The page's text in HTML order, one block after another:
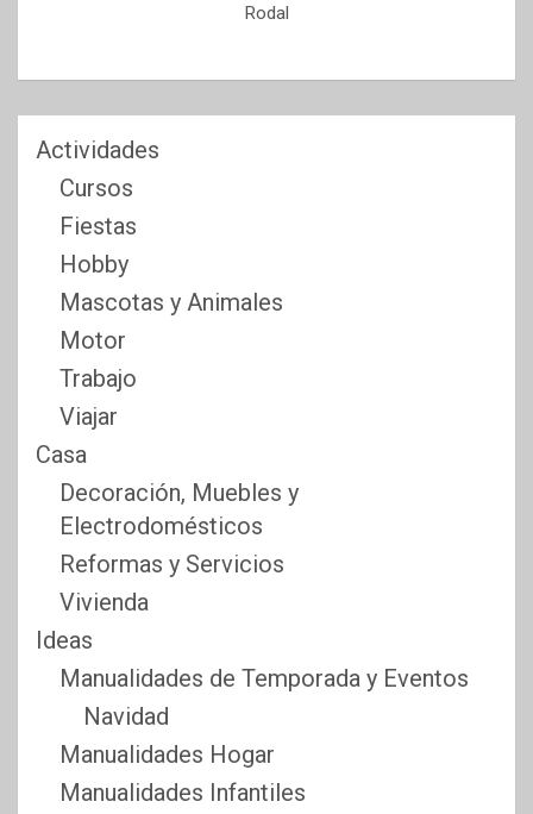
Rodal
Actividades
Cursos
Fiestas
Hobby
Mascotas y Animales
Motor
Trabajo
Viajar
Casa
Decoración, Muebles y
Electrodomésticos
Reformas y Servicios
Vivienda
Ideas
Manualidades de Temporada y Eventos
Navidad
Manualidades Hogar
Manualidades Infantiles